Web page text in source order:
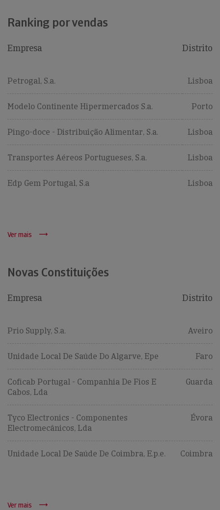
Ranking por vendas
Empresa Distrito
Petrogal, S.a. Lisboa
Modelo Continente Hipermercados S.a. Porto
Pingo-doce - Distribuição Alimentar, S.a. Lisboa
Transportes Aéreos Portugueses, S.a. Lisboa
Edp Gem Portugal, S.a Lisboa
Ver mais
Novas Constituições
Empresa Distrito
Prio Supply, S.a. Aveiro
Unidade Local De Saúde Do Algarve, Epe Faro
Coficab Portugal - Companhia De Fios E
Cabos, Lda
Guarda
Tyco Electronics - Componentes
Electromecânicos, Lda
Évora
Unidade Local De Saúde De Coimbra, E.p.e. Coimbra
Ver mais